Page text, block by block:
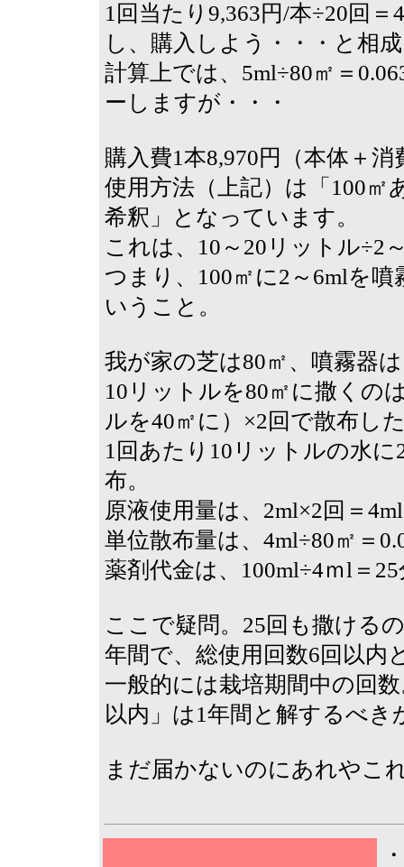
1回当たり9,363円/本÷20回
し、購入しよう・・・と相
計算上では、5ml÷80㎡＝
ーしますが・・・
購入費1本8,970円（本体＋
使用方法（上記）は「100㎡
希釈」となっています。
これは、10～20リットル÷2
つまり、100㎡に2～6mlを
いうこと。
我が家の芝は80㎡、噴霧器
10リットルを80㎡に撒くの
ルを40㎡に）×2回で散布し
1回あたり10リットルの水に
布。
原液使用量は、2ml×2回＝
単位散布量は、4ml÷80㎡＝
薬剤代金は、100ml÷4ｍl＝
ここで疑問。25回も撒ける
年間で、総使用回数6回以内
一般的には栽培期間中の回
以内」は1年間と解するべき
まだ届かないのにあれやこ